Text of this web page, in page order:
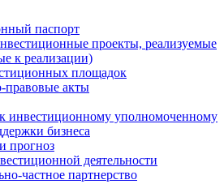
паспорт
проекты, реализуемые
к реализации)
площадок
правовые акты
инвестиционному уполномоченному
бизнеса
прогноз
деятельности
частное партнерство